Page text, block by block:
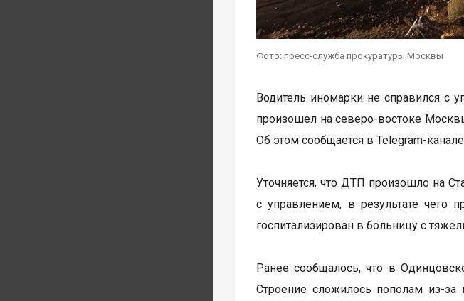
Фото: пресс-служба прокуратуры Москвы
Водитель иномарки не справился с
произошел на северо-востоке
Об этом сообщается в Telegram-
Уточняется, что ДТП произошло на
с управлением, в результате
госпитализирован в больницу с
Ранее сообщалось, что в
Строение сложилось пополам из-